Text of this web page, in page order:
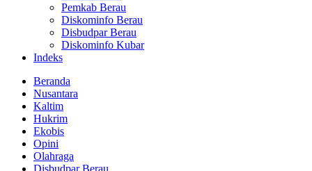
Pemkab Berau
Diskominfo Berau
Disbudpar Berau
Diskominfo Kubar
Indeks
Beranda
Nusantara
Kaltim
Hukrim
Ekobis
Opini
Olahraga